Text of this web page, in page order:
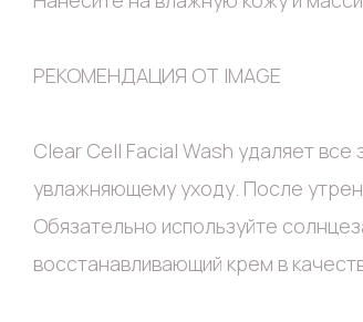
РЕКОМЕНДАЦИЯ ОТ IMAGE
Clear Cell Facial Wash удаляет все
увлажняющему уходу. После
Обязательно используйте
восстанавливающий крем в